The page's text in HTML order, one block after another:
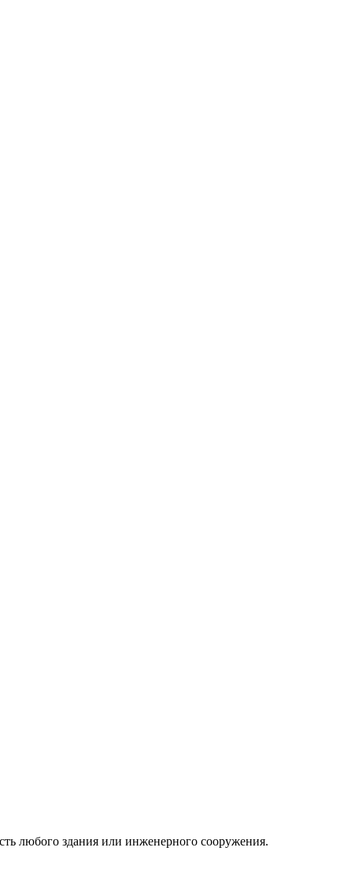
любого здания или инженерного сооружения.